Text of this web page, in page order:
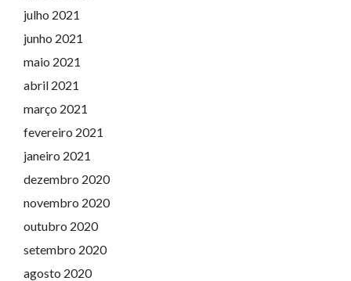
julho 2021
junho 2021
maio 2021
abril 2021
março 2021
fevereiro 2021
janeiro 2021
dezembro 2020
novembro 2020
outubro 2020
setembro 2020
agosto 2020